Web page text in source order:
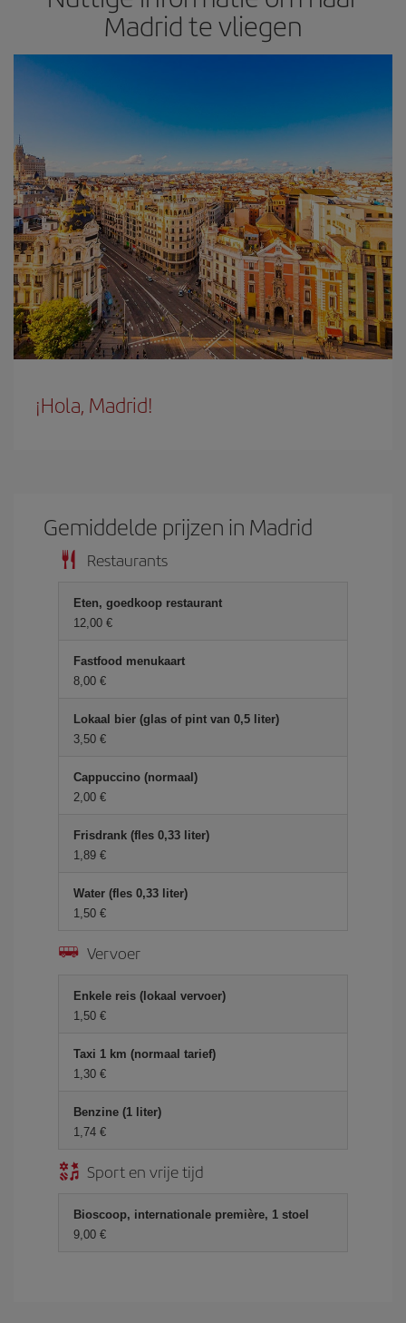
Madrid te vliegen
¡Hola, Madrid!
Gemiddelde prijzen in Madrid
Restaurants
Eten, goedkoop restaurant
12,00 €
Fastfood menukaart
8,00 €
Lokaal bier (glas of pint van 0,5 liter)
3,50 €
Cappuccino (normaal)
2,00 €
Frisdrank (fles 0,33 liter)
1,89 €
Water (fles 0,33 liter)
1,50 €
Vervoer
Enkele reis (lokaal vervoer)
1,50 €
Taxi 1 km (normaal tarief)
1,30 €
Benzine (1 liter)
1,74 €
Sport en vrije tijd
Bioscoop, internationale première, 1 stoel
9,00 €